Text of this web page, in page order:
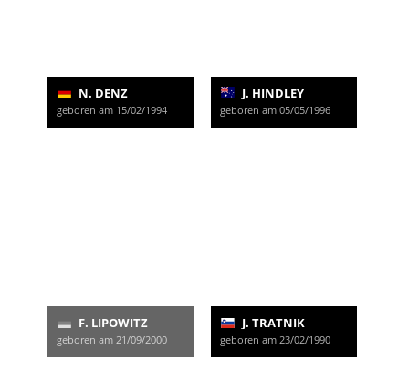
N. DENZ
geboren am 15/02/1994
J. HINDLEY
geboren am 05/05/1996
F. LIPOWITZ
geboren am 21/09/2000
J. TRATNIK
geboren am 23/02/1990